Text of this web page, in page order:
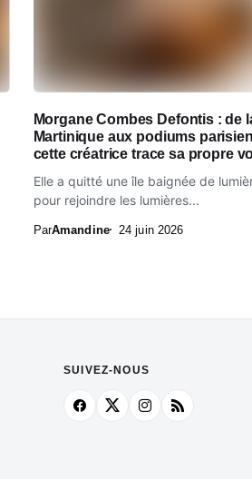
Morgane Combes Defontis : de
Martinique aux podiums
cette créatrice trace sa propre
Elle a quitté une île baignée de
pour rejoindre les lumières...
ParAmandine 24 juin 2026
SUIVEZ-NOUS